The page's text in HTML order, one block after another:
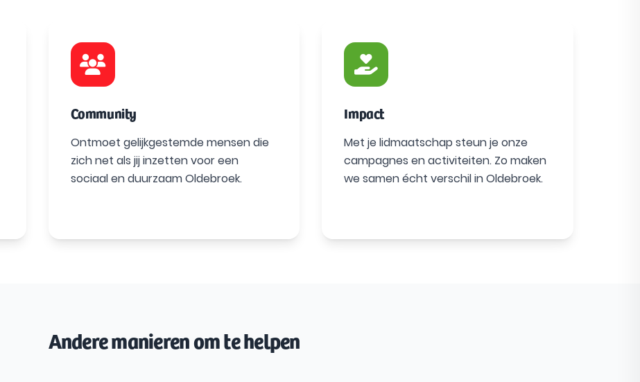
Community
Ontmoet gelijkgestemde mensen die
zich net als jij inzetten voor een
sociaal en duurzaam Oldebroek.
Impact
Met je lidmaatschap steun je onze
campagnes en activiteiten. Zo maken
we samen écht verschil in Oldebroek.
Andere manieren om te helpen